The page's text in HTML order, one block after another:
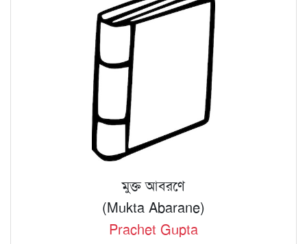
মুক্ত আবরণে
(Mukta Abarane)
Prachet Gupta